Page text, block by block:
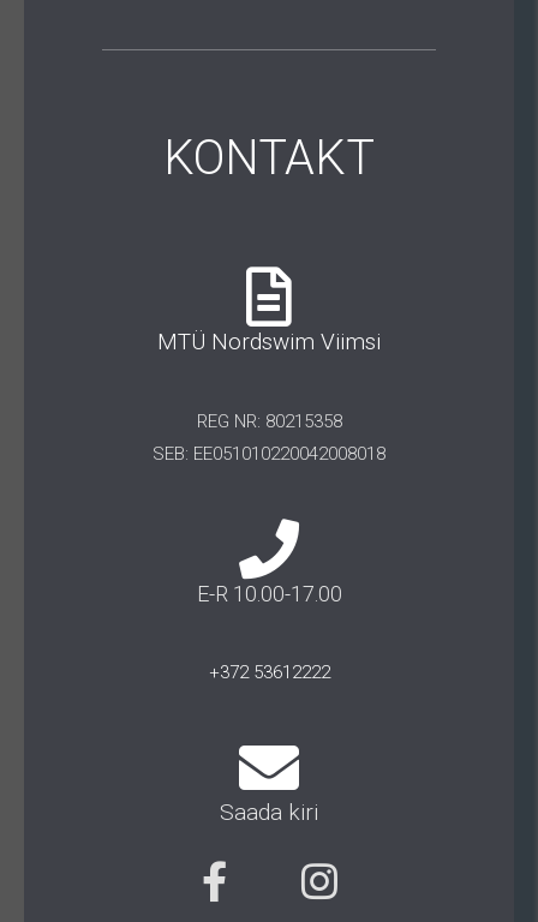
KONTAKT
MTÜ Nordswim Viimsi
REG NR: 80215358
SEB: EE051010220042008018
E-R 10.00-17.00
+372 53612222
Saada kiri